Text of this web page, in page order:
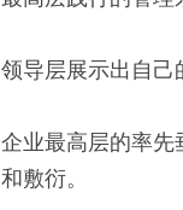
领导层展示出自己
企业最高层的率先
和敷衍。